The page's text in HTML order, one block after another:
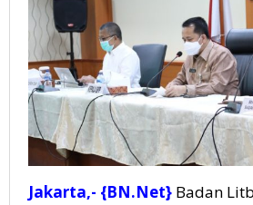
Jakarta,- {BN.Net} Badan